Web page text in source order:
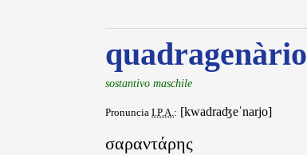
quadragenàrio
sostantivo maschile
Pronuncia I.P.A.: [kwadraʤeˈnarjo]
σαραντάρης